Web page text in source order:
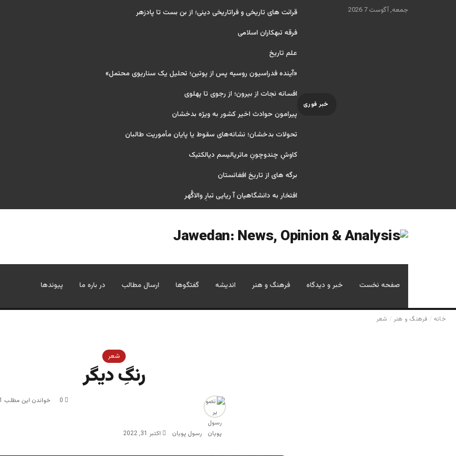
جمعه, آگوست 7 2026
خبر فوری
قرائت های تاریخی و فراتاریخی دینی؛ از بن بست تا پادزهر
فرقه تبهکاران اسلامی
علم تاریخ
«آینده فدراسیون روسیه پس از پوتین؛ تحلیل یک سناریوی محتمل»
افسانه نجات از بیرون؛ از رجوی تا پهلوی
پیرامون حوادث اخیر کشور به ویژه بدخشان
تحولات بدخشان؛ نشانه‌های سقوط یا پایان مأموریت طالبان
کاوشِ چندو‌چونِ ماتریالیسم دیالکتیک
برگه های از تاریخ افغانستان
افتخار به دانشگاهیان آ ریایی تبارِ والاگُهر
صفحه نخست خبر و دیدگاه فرهنگ و هنر اندیشه گفتگوها ارسال مطالب در باره ما پیوندها
خانه / فرهنگ و هنر / شعر
شعر
رنگِ دیگر
رسول پویان اکتبر 31, 2022
0 خواندن این مطلب 1 دقیقه زمان میبرد